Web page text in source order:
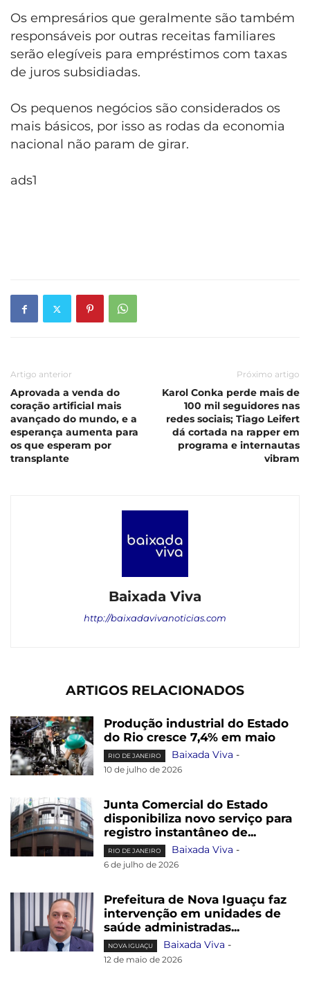
Os empresários que geralmente são também
responsáveis ​​por outras receitas familiares
serão elegíveis para empréstimos com taxas
de juros subsidiadas.
Os pequenos negócios são considerados os
mais básicos, por isso as rodas da economia
nacional não param de girar.
ads1
Artigo anterior
Aprovada a venda do
coração artificial mais
avançado do mundo, e a
esperança aumenta para
os que esperam por
transplante
Próximo artigo
Karol Conka perde mais de
100 mil seguidores nas
redes sociais; Tiago Leifert
dá cortada na rapper em
programa e internautas
vibram
Baixada Viva
http://baixadavivanoticias.com
ARTIGOS RELACIONADOS
Produção industrial do Estado
do Rio cresce 7,4% em maio
RIO DE JANEIRO Baixada Viva -
10 de julho de 2026
Junta Comercial do Estado
disponibiliza novo serviço para
registro instantâneo de...
RIO DE JANEIRO Baixada Viva -
6 de julho de 2026
Prefeitura de Nova Iguaçu faz
intervenção em unidades de
saúde administradas...
NOVA IGUAÇU Baixada Viva -
12 de maio de 2026